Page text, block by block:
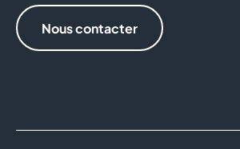
Nous contacter